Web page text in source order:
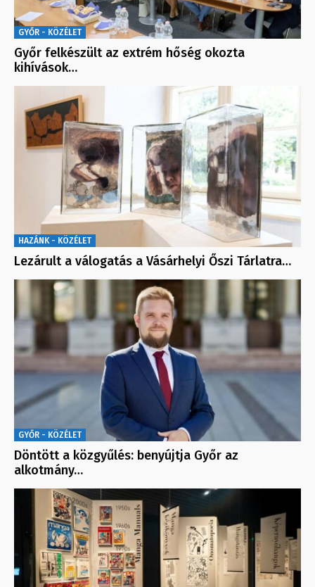
GYŐR - KÖZÉLET
Győr felkészült az extrém hőség okozta
kihívások…
HAZÁNK - KÖZÉLET
Lezárult a válogatás a Vásárhelyi Őszi Tárlatra…
GYŐR - KÖZÉLET
Döntött a közgyűlés: benyújtja Győr az
alkotmány…